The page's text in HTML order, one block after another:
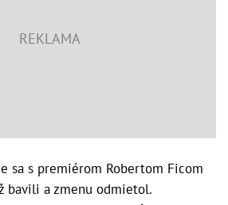
sa s premiérom Robertom Ficom
bavili a zmenu odmietol.